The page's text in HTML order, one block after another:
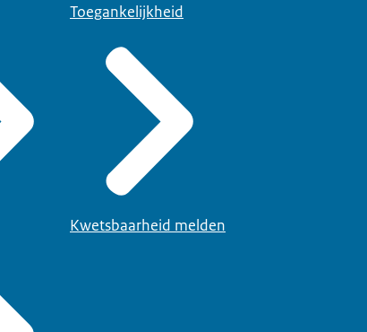
Toegankelijkheid
Kwetsbaarheid melden